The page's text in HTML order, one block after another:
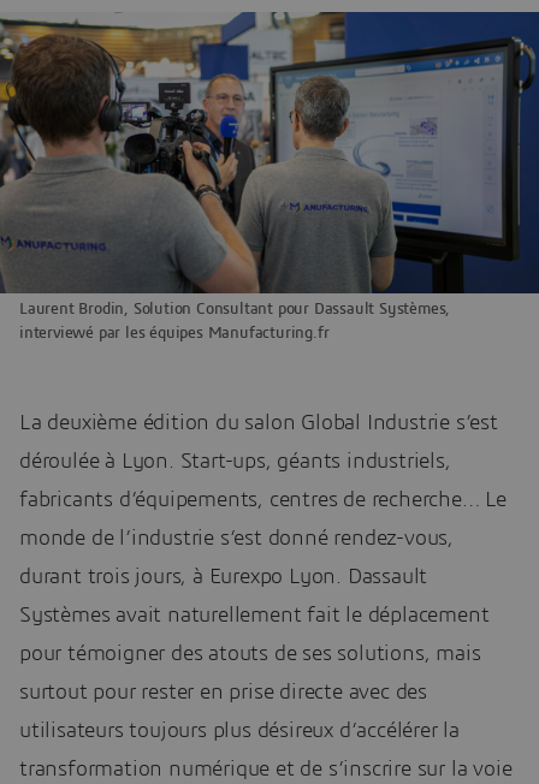
Laurent Brodin, Solution Consultant pour Dassault Systèmes,
interviewé par les équipes Manufacturing.fr
La deuxième édition du salon Global Industrie s’est
déroulée à Lyon. Start-ups, géants industriels,
fabricants d’équipements, centres de recherche… Le
monde de l’industrie s’est donné rendez-vous,
durant trois jours, à Eurexpo Lyon. Dassault
Systèmes avait naturellement fait le déplacement
pour témoigner des atouts de ses solutions, mais
surtout pour rester en prise directe avec des
utilisateurs toujours plus désireux d’accélérer la
transformation numérique et de s’inscrire sur la voie